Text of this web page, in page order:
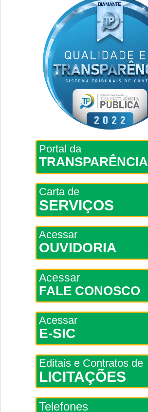
Portal da
TRANSPARÊNCIA
Carta de
SERVIÇOS
Acessar
OUVIDORIA
Acessar
FALE CONOSCO
Acessar
E-SIC
Editais e Contratos de
LICITAÇÕES
Telefones